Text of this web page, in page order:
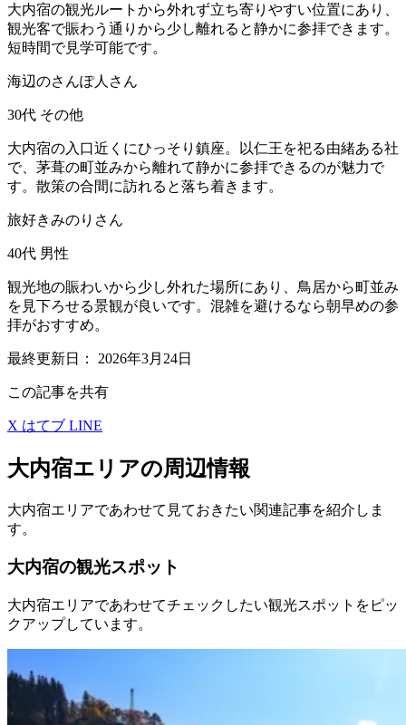
大内宿の観光ルートから外れず立ち寄りやすい位置にあり、
観光客で賑わう通りから少し離れると静かに参拝できます。
短時間で見学可能です。
海辺のさんぽ人さん
30代 その他
大内宿の入口近くにひっそり鎮座。以仁王を祀る由緒ある社
で、茅葺の町並みから離れて静かに参拝できるのが魅力で
す。散策の合間に訪れると落ち着きます。
旅好きみのりさん
40代 男性
観光地の賑わいから少し外れた場所にあり、鳥居から町並み
を見下ろせる景観が良いです。混雑を避けるなら朝早めの参
拝がおすすめ。
最終更新日： 2026年3月24日
この記事を共有
X はてブ LINE
大内宿エリアの周辺情報
大内宿エリアであわせて見ておきたい関連記事を紹介しま
す。
大内宿の観光スポット
大内宿エリアであわせてチェックしたい観光スポットをピッ
クアップしています。